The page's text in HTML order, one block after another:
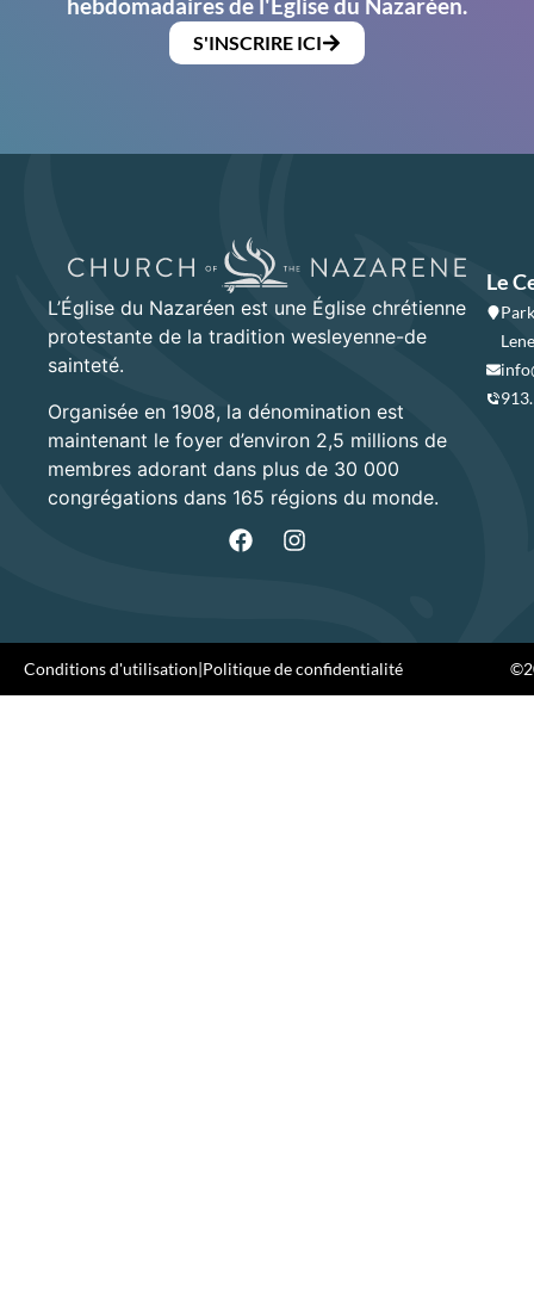
hebdomadaires de l'Église du Nazaréen.
S'INSCRIRE ICI
L’Église du Nazaréen est une Église chrétienne
protestante de la tradition wesleyenne-de
sainteté.
Organisée en 1908, la dénomination est
maintenant le foyer d’environ 2,5 millions de
membres adorant dans plus de 30 000
congrégations dans 165 régions du monde.
Le
Conditions d'utilisation|Politique de confidentialité